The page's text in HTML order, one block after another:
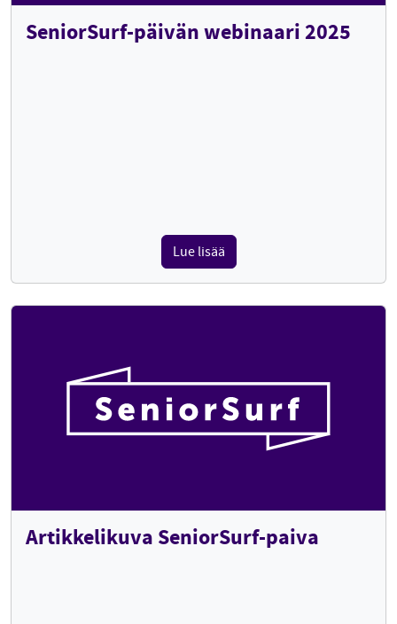
SeniorSurf-päivän webinaari 2025
Lue lisää
Artikkelikuva SeniorSurf-paiva